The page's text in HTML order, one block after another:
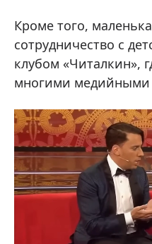
Кроме того,
сотрудничество с
клубом «Читалкин»,
многими медийными